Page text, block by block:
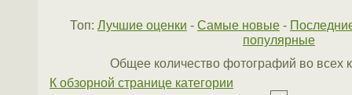
Топ: Лучшие оценки - Самые новые -
популярные
Общее количество фотографий во всех
К обзорной странице категории